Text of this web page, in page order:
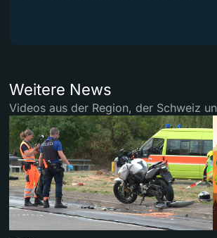
Weitere News
Videos aus der Region, der Schweiz